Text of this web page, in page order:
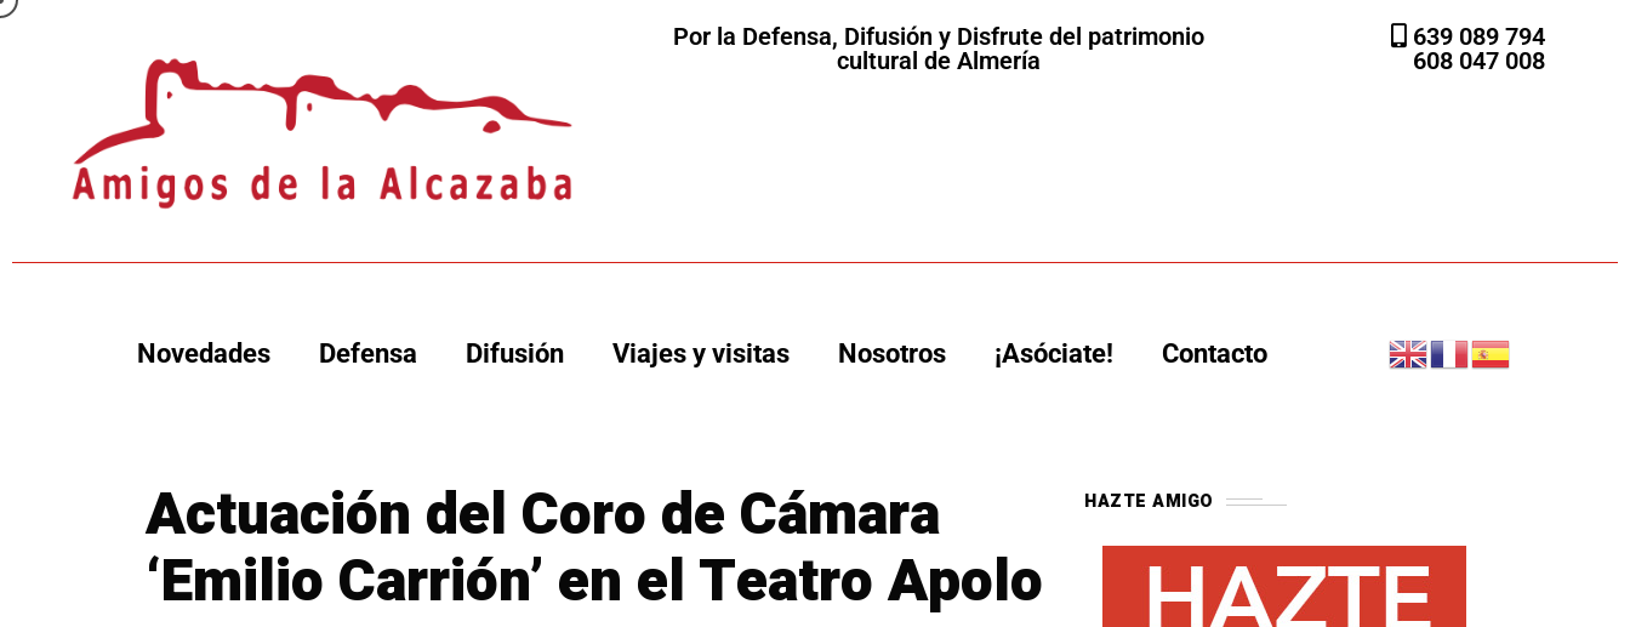
Por la Defensa, Difusión y Disfrute del patrimonio
cultural de Almería
639 089 794
608 047 008
Novedades Defensa Difusión Viajes y visitas Nosotros ¡Asóciate! Contacto
Actuación del Coro de Cámara
‘Emilio Carrión’ en el Teatro Apolo
HAZTE AMIGO